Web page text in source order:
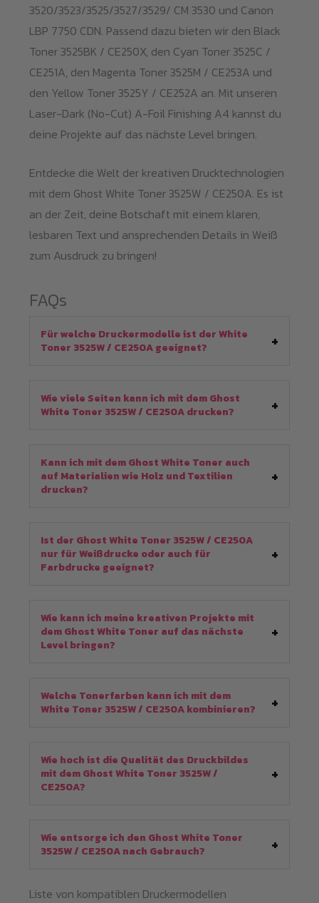
3520/3523/3525/3527/3529/ CM 3530 und Canon
LBP 7750 CDN. Passend dazu bieten wir den Black
Toner 3525BK / CE250X, den Cyan Toner 3525C /
CE251A, den Magenta Toner 3525M / CE253A und
den Yellow Toner 3525Y / CE252A an. Mit unseren
Laser-Dark (No-Cut) A-Foil Finishing A4 kannst du
deine Projekte auf das nächste Level bringen.
Entdecke die Welt der kreativen Drucktechnologien
mit dem Ghost White Toner 3525W / CE250A. Es ist
an der Zeit, deine Botschaft mit einem klaren,
lesbaren Text und ansprechenden Details in Weiß
zum Ausdruck zu bringen!
FAQs
Für welche Druckermodelle ist der White
Toner 3525W / CE250A geeignet?
Wie viele Seiten kann ich mit dem Ghost
White Toner 3525W / CE250A drucken?
Kann ich mit dem Ghost White Toner auch
auf Materialien wie Holz und Textilien
drucken?
Ist der Ghost White Toner 3525W / CE250A
nur für Weißdrucke oder auch für
Farbdrucke geeignet?
Wie kann ich meine kreativen Projekte mit
dem Ghost White Toner auf das nächste
Level bringen?
Welche Tonerfarben kann ich mit dem
White Toner 3525W / CE250A kombinieren?
Wie hoch ist die Qualität des Druckbildes
mit dem Ghost White Toner 3525W /
CE250A?
Wie entsorge ich den Ghost White Toner
3525W / CE250A nach Gebrauch?
Liste von kompatiblen Druckermodellen